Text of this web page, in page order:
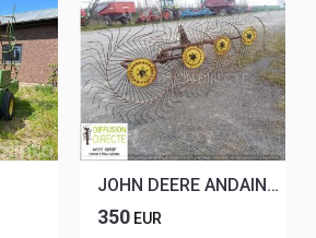
JOHN DEERE ANDAINEUR P 140
350 EUR